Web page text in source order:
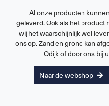
Al onze producten
geleverd. Ook als het product
wij het waarschijnlijk wel
ons op. Zand en grond kan
Odijk of door ons bij
Naar de webshop